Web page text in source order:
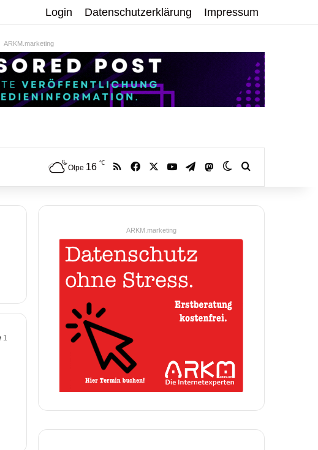
Login Datenschutzerklärung Impressum
ARKM.marketing
Olpe 16 ℃ RSS Facebook YouTubeTelegramMastodonSkin umschalten
1
ARKM.marketing